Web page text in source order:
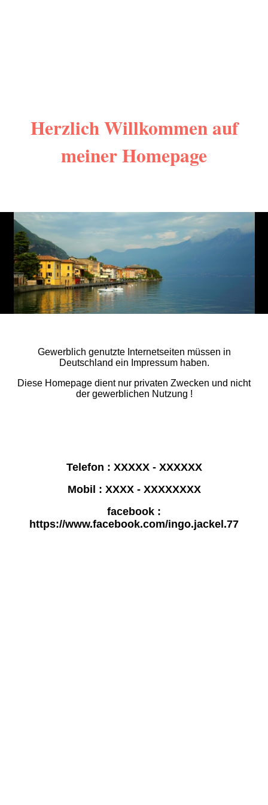
Herzlich Willkommen auf
meiner Homepage
Gewerblich genutzte Internetseiten müssen in
Deutschland ein Impressum haben.
Diese Homepage dient nur privaten Zwecken und nicht
der gewerblichen Nutzung !
Telefon : XXXXX - XXXXXX
Mobil : XXXX - XXXXXXXX
facebook :
https://www.facebook.com/ingo.jackel.77